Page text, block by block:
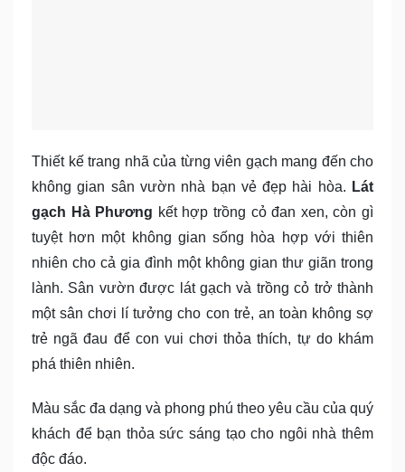
Thiết kế trang nhã của từng viên gạch mang đến cho
không gian sân vườn nhà bạn vẻ đẹp hài hòa. Lát
gạch Hà Phương kết hợp trồng cỏ đan xen, còn gì
tuyệt hơn một không gian sống hòa hợp với thiên
nhiên cho cả gia đình một không gian thư giãn trong
lành. Sân vườn được lát gạch và trồng cỏ trở thành
một sân chơi lí tưởng cho con trẻ, an toàn không sợ
trẻ ngã đau để con vui chơi thỏa thích, tự do khám
phá thiên nhiên.
Màu sắc đa dạng và phong phú theo yêu cầu của quý
khách để bạn thỏa sức sáng tạo cho ngôi nhà thêm
độc đáo.